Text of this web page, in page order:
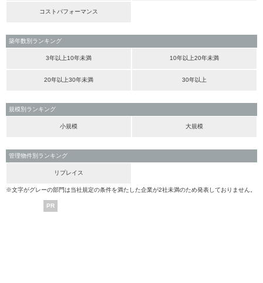
コストパフォーマンス
築年数別ランキング
3年以上10年未満 10年以上20年未満
20年以上30年未満 30年以上
規模別ランキング
小規模 大規模
管理物件別ランキング
リプレイス
※文字がグレーの部門は当社規定の条件を満たした企業が2社未満のため発表しておりません。
PR